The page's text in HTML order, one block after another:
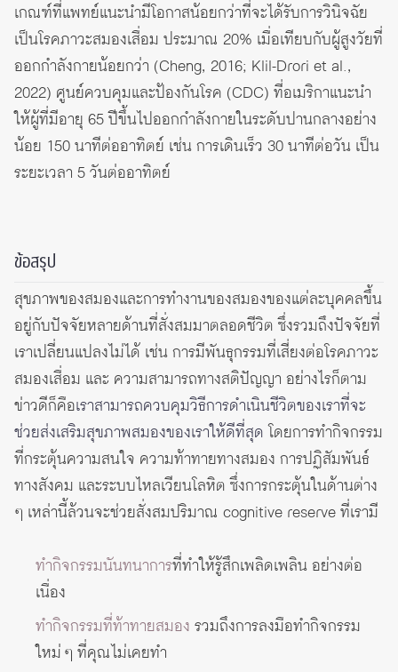
เกณฑ์ที่แพทย์แนะนำมีโอกาสน้อยกว่าที่จะได้รับการวินิจฉัย
เป็นโรคภาวะสมองเสื่อม ประมาณ 20% เมื่อเทียบกับผู้สูงวัยที่
ออกกำลังกายน้อยกว่า (Cheng, 2016; Klil-Drori et al.,
2022) ศูนย์ควบคุมและป้องกันโรค (CDC) ที่อเมริกาแนะนำ
ให้ผู้ที่มีอายุ 65 ปีขึ้นไปออกกำลังกายในระดับปานกลางอย่าง
น้อย 150 นาทีต่ออาทิตย์ เช่น การเดินเร็ว 30 นาทีต่อวัน เป็น
ระยะเวลา 5 วันต่ออาทิตย์
ข้อสรุป
สุขภาพของสมองและการทำงานของสมองของแต่ละบุคคลขึ้น
อยู่กับปัจจัยหลายด้านที่สั่งสมมาตลอดชีวิต ซึ่งรวมถึงปัจจัยที่
เราเปลี่ยนแปลงไม่ได้ เช่น การมีพันธุกรรมที่เสี่ยงต่อโรคภาวะ
สมองเสื่อม และ ความสามารถทางสติปัญญา อย่างไรก็ตาม
ข่าวดีก็คือเราสามารถควบคุมวิธีการดำเนินชีวิตของเราที่จะ
ช่วยส่งเสริมสุขภาพสมองของเราให้ดีที่สุดโดยการทำกิจกรรม
ที่กระตุ้นความสนใจ ความท้าทายทางสมอง การปฏิสัมพันธ์
ทางสังคม และระบบไหลเวียนโลหิต ซึ่งการกระตุ้นในด้านต่าง
ๆ เหล่านี้ล้วนจะช่วยสั่งสมปริมาณ cognitive reserve ที่เรามี
ทำกิจกรรมนันทนาการที่ทำให้รู้สึกเพลิดเพลิน อย่างต่อ
เนื่อง
ทำกิจกรรมที่ท้าทายสมอง รวมถึงการลงมือทำกิจกรรม
ใหม่ ๆ ที่คุณไม่เคยทำ